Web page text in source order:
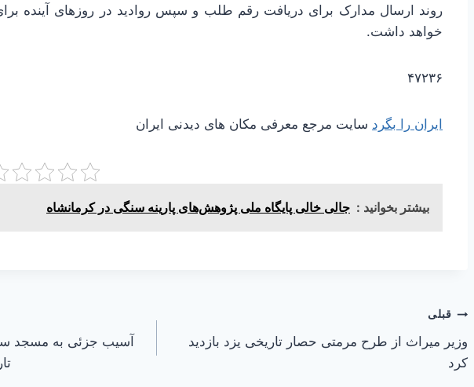
روند ارسال مدارک برای دریافت رقم طلب و سپس روادید در روزهای آینده
خواهد داشت.
۴۷۲۳۶
ایران را بگرد سایت مرجع معرفی مکان های دیدنی ایران
بیشتر بخوانید : جالی خالی پایگاه ملی پژوهش‌های پارینه سنگی در کرمانشاه
راهبری
نوشته
قبلی
وزیر میراث از طرح مرمتی حصار تاریخی یزد بازدید
کرد
آسیب جزئی به مسجد